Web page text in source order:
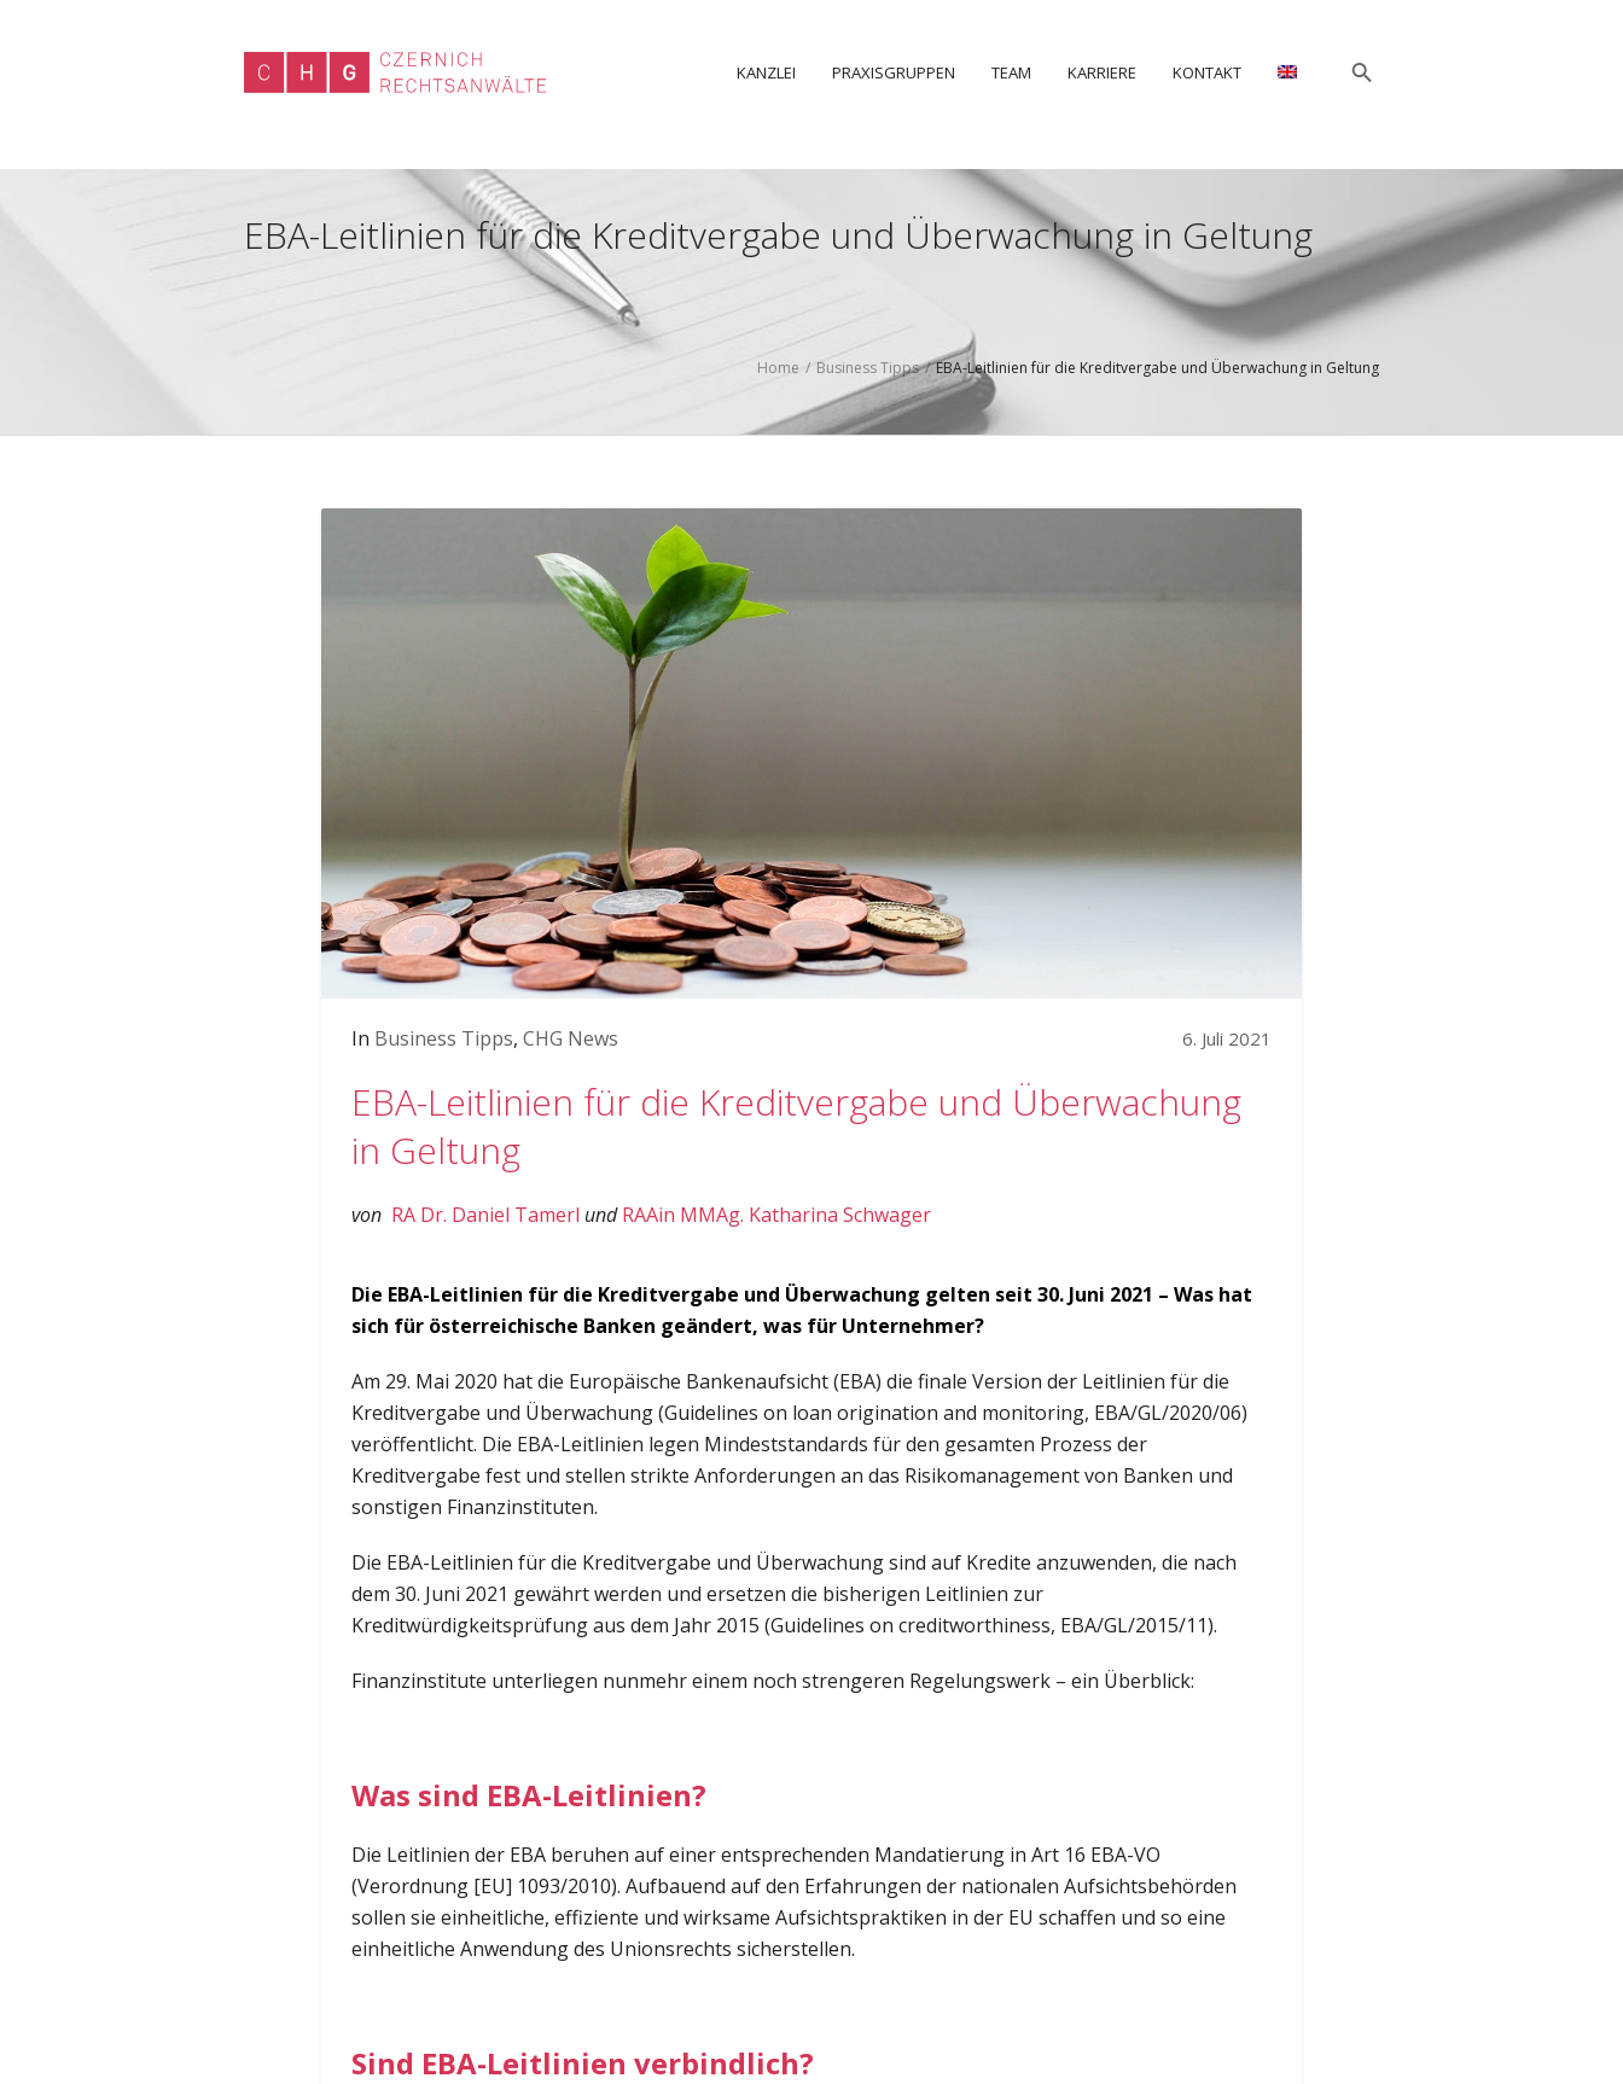
KANZLEI PRAXISGRUPPEN TEAM KARRIERE KONTAKT
EBA-Leitlinien für die Kreditvergabe und Überwachung in Geltung
Home / Business Tipps /EBA-Leitlinien für die Kreditvergabe und Überwachung in Geltung
In Business Tipps, CHG News 6. Juli 2021
EBA-Leitlinien für die Kreditvergabe und Überwachung
in Geltung
von RA Dr. Daniel Tamerl undRAAin MMAg. Katharina Schwager
Die EBA-Leitlinien für die Kreditvergabe und Überwachung gelten seit 30. Juni 2021 – Was hat
sich für österreichische Banken geändert, was für Unternehmer?
Am 29. Mai 2020 hat die Europäische Bankenaufsicht (EBA) die finale Version der Leitlinien für die
Kreditvergabe und Überwachung (Guidelines on loan origination and monitoring, EBA/GL/2020/06)
veröffentlicht. Die EBA-Leitlinien legen Mindeststandards für den gesamten Prozess der
Kreditvergabe fest und stellen strikte Anforderungen an das Risikomanagement von Banken und
sonstigen Finanzinstituten.
Die EBA-Leitlinien für die Kreditvergabe und Überwachung sind auf Kredite anzuwenden, die nach
dem 30. Juni 2021 gewährt werden und ersetzen die bisherigen Leitlinien zur
Kreditwürdigkeitsprüfung aus dem Jahr 2015 (Guidelines on creditworthiness, EBA/GL/2015/11).
Finanzinstitute unterliegen nunmehr einem noch strengeren Regelungswerk – ein Überblick:
Was sind EBA-Leitlinien?
Die Leitlinien der EBA beruhen auf einer entsprechenden Mandatierung in Art 16 EBA-VO
(Verordnung [EU] 1093/2010). Aufbauend auf den Erfahrungen der nationalen Aufsichtsbehörden
sollen sie einheitliche, effiziente und wirksame Aufsichtspraktiken in der EU schaffen und so eine
einheitliche Anwendung des Unionsrechts sicherstellen.
Sind EBA-Leitlinien verbindlich?